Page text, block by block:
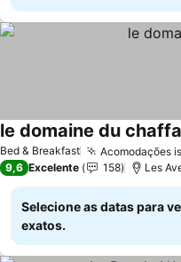
Bed & Breakfast Acomodações
le domaine du
9,6 Excelente 158 Les
Selecione as datas para
exatos.